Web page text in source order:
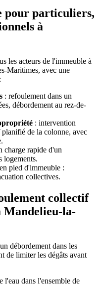
pour particuliers,
à
les acteurs de l'immeuble à
Maritimes, avec une
: refoulement dans un
débordement au rez-de-
: intervention
planifié de la colonne, avec
charge rapide d'un
logements.
en pied d'immeuble :
collectives.
collectif
Mandelieu-la-
débordement dans les
de limiter les dégâts avant
l'eau dans l'ensemble de